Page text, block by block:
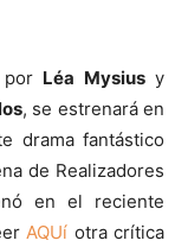
Léa Mysiusy
, se estrenará en
drama fantástico
de Realizadores
en el reciente
AQUí otra crítica